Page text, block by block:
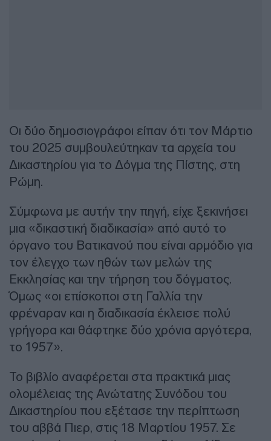
Οι δύο δημοσιογράφοι είπαν ότι τον Μάρτιο
του 2025 συμβουλεύτηκαν τα αρχεία του
Δικαστηρίου για το Δόγμα της Πίστης, στη
Ρώμη.
Σύμφωνα με αυτήν την πηγή, είχε ξεκινήσει
μια «δικαστική διαδικασία» από αυτό το
όργανο του Βατικανού που είναι αρμόδιο για
τον έλεγχο των ηθών των μελών της
Εκκλησίας και την τήρηση του δόγματος.
Όμως «οι επίσκοποι στη Γαλλία την
φρέναραν και η διαδικασία έκλεισε πολύ
γρήγορα και θάφτηκε δύο χρόνια αργότερα,
το 1957».
Το βιβλίο αναφέρεται στα πρακτικά μιας
ολομέλειας της Ανώτατης Συνόδου του
Δικαστηρίου που εξέτασε την περίπτωση
του αββά Πιερ, στις 18 Μαρτίου 1957. Σε